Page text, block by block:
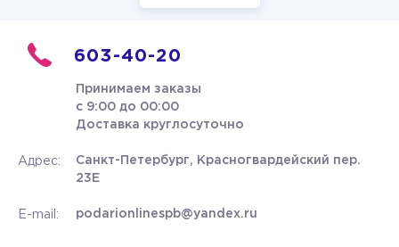
603-40-20
Принимаем заказы
с 9:00 до 00:00
Доставка круглосуточно
Адрес:
Санкт-Петербург, Красногвардейский пер.
23Е
E-mail: podarionlinespb@yandex.ru